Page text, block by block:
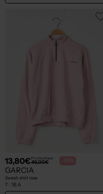
13,80€Prix boutique :
46,00€ -70%
GARCIA
Sweat-shirt rose
T : 16 A